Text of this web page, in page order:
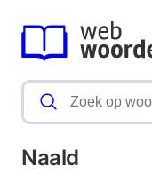
Naald